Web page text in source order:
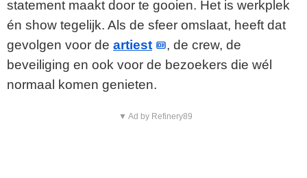
statement maakt door te gooien. Het is werkplek
én show tegelijk. Als de sfeer omslaat, heeft dat
gevolgen voor de artiest
, de crew, de
beveiliging en ook voor de bezoekers die wél
normaal komen genieten.
▼ Ad by Refinery89